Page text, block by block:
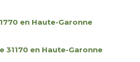
en Haute-Garonne
31170 en Haute-Garonne